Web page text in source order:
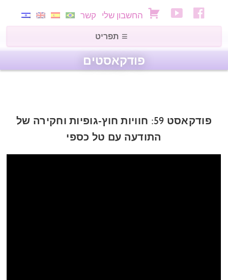
החשבון שלי קשר
פודקאסטים
פודקאסט 59: חוויות חוץ-גופיות וחקירה של
התודעה עם טל כספי